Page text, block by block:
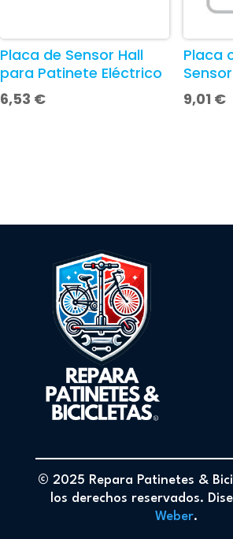
Placa de Sensor Hall
para Patinete Eléctrico
6,53 €
Placa
9,01 €
© 2025 Repara Patinetes &
los derechos reservados.
Weber.